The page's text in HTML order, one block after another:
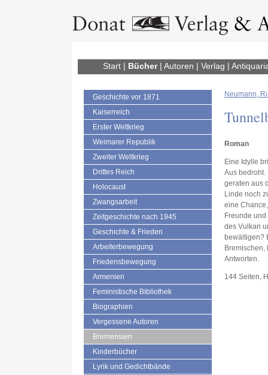
Start| Bücher| Autoren | Verlag |
Geschichte vor 1871
Kaiserreich
Erster Weltkrieg
Weimarer Republik
Zweiter Weltkrieg
Drittes Reich
Holocaust
Zwangsarbeit
Zeitgeschichte nach 1945
Geschichte & Frieden
Arbeiterbewegung
Friedensbewegung
Armenien
Feministische Bibliothek
Biographien
Vergessene Autoren
Bremensien
Kinderbücher
Lyrik und Gedichtbände
Neumann,
Roman
Eine Idylle
Aus bedroht.
geraten aus
Linde noch
eine
Freunde
des Vulkan
bewältigen?
Antworten.
144 Seiten,